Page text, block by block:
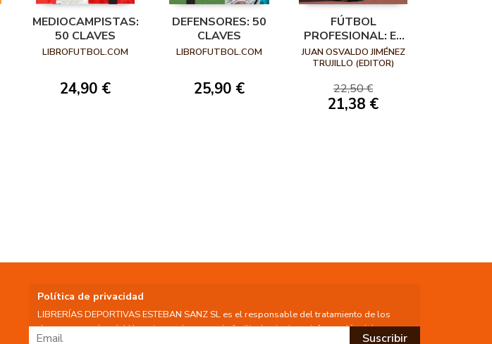
MEDIOCAMPISTAS:
50 CLAVES
LIBROFUTBOL.COM
24,90 €
DEFENSORES: 50
CLAVES
LIBROFUTBOL.COM
25,90 €
FÚTBOL
PROFESIONAL: EL
ENTRENADOR, SUS
CARACTERÍSTICAS,
METODOLOGÍAS
JUAN OSVALDO JIMÉNEZ
TRUJILLO (EDITOR)
22,50 €
21,38 €
Política de privacidad
LIBRERÍAS DEPORTIVAS ESTEBAN SANZ SL es el responsable del tratamiento de los
datos personales del Usuario, por lo que se le facilita la siguiente información del